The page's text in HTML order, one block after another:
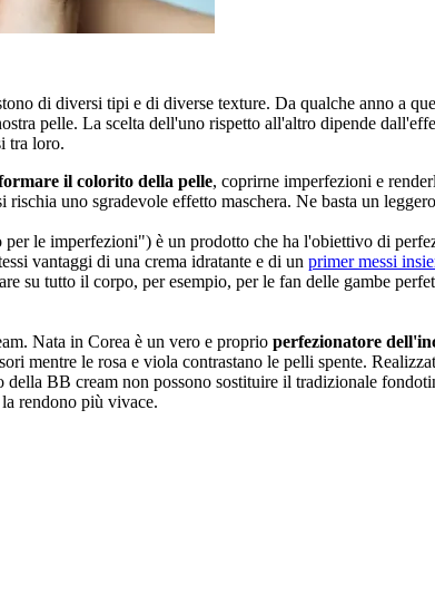
di diversi tipi e di diverse texture. Da qualche anno a
pelle. La scelta dell'uno rispetto all'altro dipende
tra loro.
il colorito della pelle, coprirne imperfezioni e
uno sgradevole effetto maschera. Ne basta un
le imperfezioni") è un prodotto che ha l'obiettivo di
vantaggi di una crema idratante e di un primer messi
su tutto il corpo, per esempio, per le fan delle gambe
Nata in Corea è un vero e proprio perfezionatore
mentre le rosa e viola contrastano le pelli spente.
BB cream non possono sostituire il tradizionale
rendono più vivace.